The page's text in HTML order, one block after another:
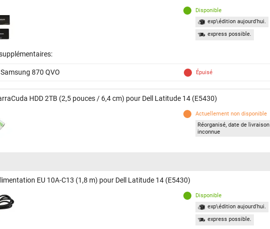
Disponible
exp\édition aujourd'hui.
express possible.
870 QVO Épuisé
HDD 2TB (2,5 pouces / 6,4 cm) pour Dell Latitude 14 (E5430)
Actuellement non disponible
Réorganisé, date de livraison
inconnue
EU 10A-C13 (1,8 m) pour Dell Latitude 14 (E5430)
Disponible
exp\édition aujourd'hui.
express possible.